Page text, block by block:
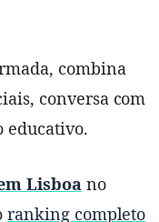
combina
conversa com
educativo.
Lisboa no
ranking completo